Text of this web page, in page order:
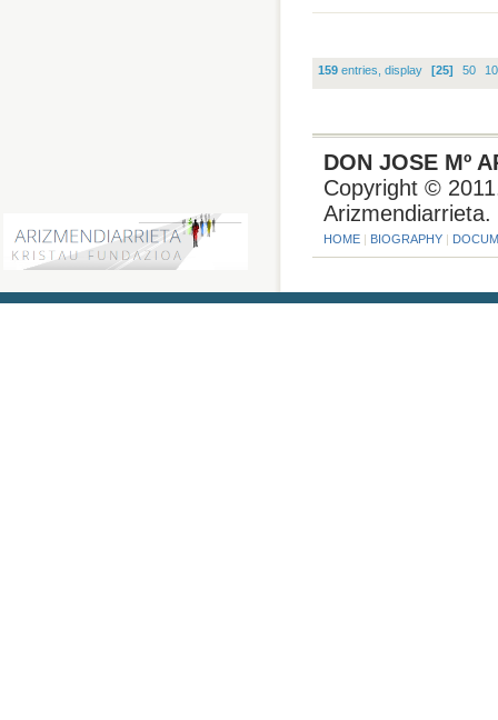
159entries, display [25] 50
DON JOSE Mº
Copyright ©
Arizmendiarrieta.
HOME| BIOGRAPHY|